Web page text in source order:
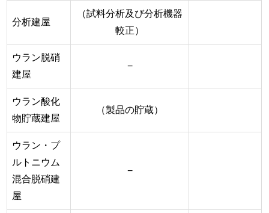
分析建屋
（試料分析及び分析機器
較正）
ウラン脱硝
建屋
−
ウラン酸化
物貯蔵建屋
（製品の貯蔵）
ウラン・プ
ルトニウム
混合脱硝建
屋
−